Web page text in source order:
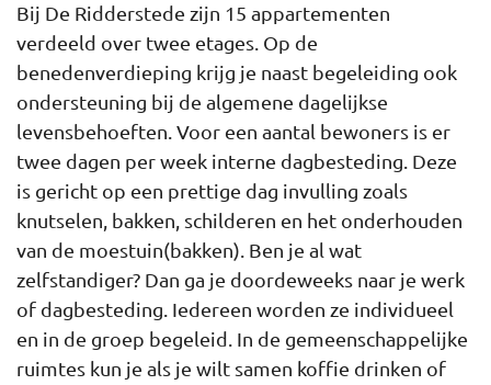
Bij De Ridderstede zijn 15 appartementen
verdeeld over twee etages. Op de
benedenverdieping krijg je naast begeleiding ook
ondersteuning bij de algemene dagelijkse
levensbehoeften. Voor een aantal bewoners is er
twee dagen per week interne dagbesteding. Deze
is gericht op een prettige dag invulling zoals
knutselen, bakken, schilderen en het onderhouden
van de moestuin(bakken). Ben je al wat
zelfstandiger? Dan ga je doordeweeks naar je werk
of dagbesteding. Iedereen worden ze individueel
en in de groep begeleid. In de gemeenschappelijke
ruimtes kun je als je wilt samen koffie drinken of